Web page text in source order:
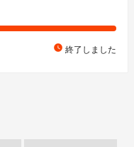
watch_later 終了しました